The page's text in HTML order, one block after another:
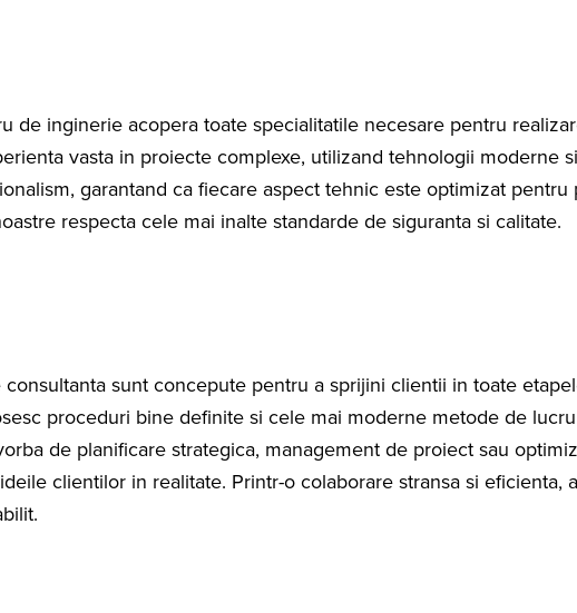
de inginerie acopera toate specialitatile necesare pentru
vasta in proiecte complexe, utilizand tehnologii moderne
garantand ca fiecare aspect tehnic este optimizat
respecta cele mai inalte standarde de siguranta si calitate.
sunt concepute pentru a sprijini clientii in toate
proceduri bine definite si cele mai moderne metode de
de planificare strategica, management de proiect sau
clientilor in realitate. Printr-o colaborare stransa si eficienta,